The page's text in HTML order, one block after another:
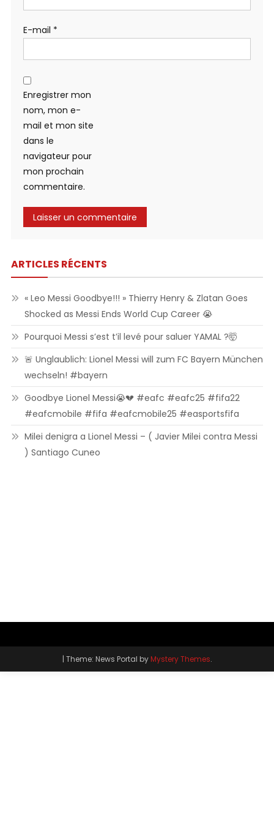
E-mail *
Enregistrer mon
nom, mon e-
mail et mon site
dans le
navigateur pour
mon prochain
commentaire.
ARTICLES RÉCENTS
« Leo Messi Goodbye!!! » Thierry Henry & Zlatan Goes
Shocked as Messi Ends World Cup Career 😭
Pourquoi Messi s’est t’il levé pour saluer YAMAL ?🤯
🚨 Unglaublich: Lionel Messi will zum FC Bayern München
wechseln! #bayern
Goodbye Lionel Messi😭💔 #eafc #eafc25 #fifa22
#eafcmobile #fifa #eafcmobile25 #easportsfifa
Milei denigra a Lionel Messi – ( Javier Milei contra Messi
) Santiago Cuneo
| Theme: News Portal byMystery Themes.